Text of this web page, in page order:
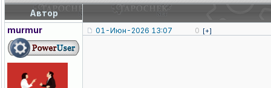
Автор
murmur
01-Июн-2026 13:07 0 [+]